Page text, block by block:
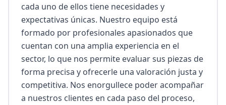
cada uno de ellos tiene necesidades y
expectativas únicas. Nuestro equipo está
formado por profesionales apasionados que
cuentan con una amplia experiencia en el
sector, lo que nos permite evaluar sus piezas de
forma precisa y ofrecerle una valoración justa y
competitiva. Nos enorgullece poder acompañar
a nuestros clientes en cada paso del proceso,